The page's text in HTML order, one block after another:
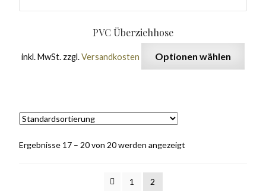
PVC Überziehhose
inkl. MwSt. zzgl.Versandkosten Optionen wählen
Ergebnisse 17 – 20 von 20 werden angezeigt
1 2